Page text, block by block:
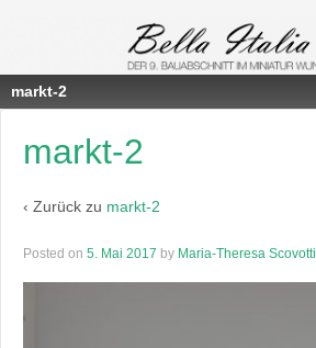
markt-2
markt-2
‹ Zurück zu markt-2
Posted on 5. Mai 2017 by Maria-Theresa Scovotti